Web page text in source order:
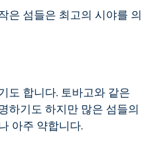
은 섬들은 최고의 시야를 의
도 합니다. 토바고와 같은
하기도 하지만 많은 섬들의
아주 약합니다.